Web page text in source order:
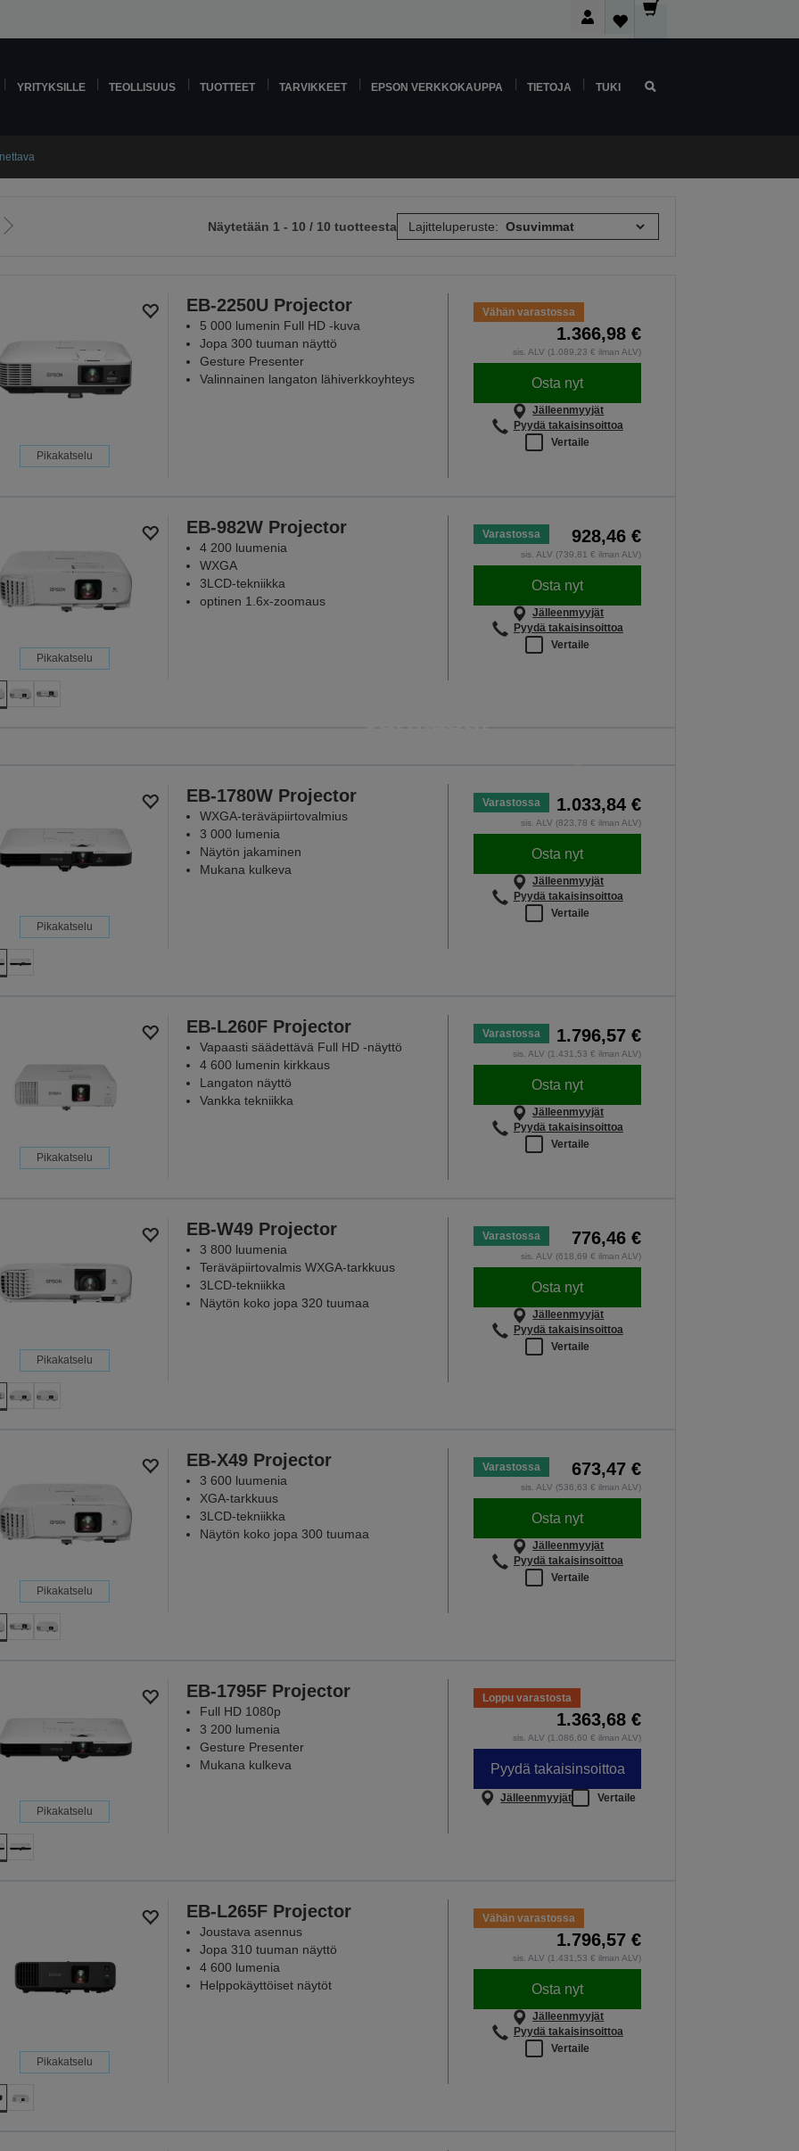
YRITYKSILLE TEOLLISUUS TUOTTEET TARVIKKEET EPSON VERKKOKAUPPA TIETOJA TUKI
Siirry
Näytetään 1 - 10 / 10 tuotteesta Lajitteluperuste:
Pikakatselu
EB-2250U Projector
5 000 lumenin Full HD -kuva
Jopa 300 tuuman näyttö
Gesture Presenter
Valinnainen langaton lähiverkkoyhteys
Vähän varastossa
1.366,98 €
sis. ALV (1.089,23 € ilman ALV)
Osta nyt
Jälleenmyyjät
Pyydä takaisinsoittoa
Vertaile
Pikakatselu
EB-982W Projector
4 200 luumenia
WXGA
3LCD-tekniikka
optinen 1.6x-zoomaus
Varastossa 928,46 €
sis. ALV (739,81 € ilman ALV)
Osta nyt
Jälleenmyyjät
Pyydä takaisinsoittoa
Vertaile
Projektorit, jotka toimivat
Koska jokainen oppitunti on tärkeä
Pikakatselu
EB-1780W Projector
WXGA-teräväpiirtovalmius
3 000 lumenia
Näytön jakaminen
Mukana kulkeva
Varastossa 1.033,84 €
sis. ALV (823,78 € ilman ALV)
Osta nyt
Jälleenmyyjät
Pyydä takaisinsoittoa
Vertaile
Pikakatselu
EB-L260F Projector
Vapaasti säädettävä Full HD ‑näyttö
4 600 lumenin kirkkaus
Langaton näyttö
Vankka tekniikka
Varastossa 1.796,57 €
sis. ALV (1.431,53 € ilman ALV)
Osta nyt
Jälleenmyyjät
Pyydä takaisinsoittoa
Vertaile
Pikakatselu
EB-W49 Projector
3 800 luumenia
Teräväpiirtovalmis WXGA-tarkkuus
3LCD-tekniikka
Näytön koko jopa 320 tuumaa
Varastossa 776,46 €
sis. ALV (618,69 € ilman ALV)
Osta nyt
Jälleenmyyjät
Pyydä takaisinsoittoa
Vertaile
Pikakatselu
EB-X49 Projector
3 600 luumenia
XGA-tarkkuus
3LCD-tekniikka
Näytön koko jopa 300 tuumaa
Varastossa 673,47 €
sis. ALV (536,63 € ilman ALV)
Osta nyt
Jälleenmyyjät
Pyydä takaisinsoittoa
Vertaile
Pikakatselu
EB-1795F Projector
Full HD 1080p
3 200 lumenia
Gesture Presenter
Mukana kulkeva
Loppu varastosta
1.363,68 €
sis. ALV (1.086,60 € ilman ALV)
Pyydä takaisinsoittoa
Jälleenmyyjät Vertaile
Pikakatselu
EB-L265F Projector
Joustava asennus
Jopa 310 tuuman näyttö
4 600 lumenia
Helppokäyttöiset näytöt
Vähän varastossa
1.796,57 €
sis. ALV (1.431,53 € ilman ALV)
Osta nyt
Jälleenmyyjät
Pyydä takaisinsoittoa
Vertaile